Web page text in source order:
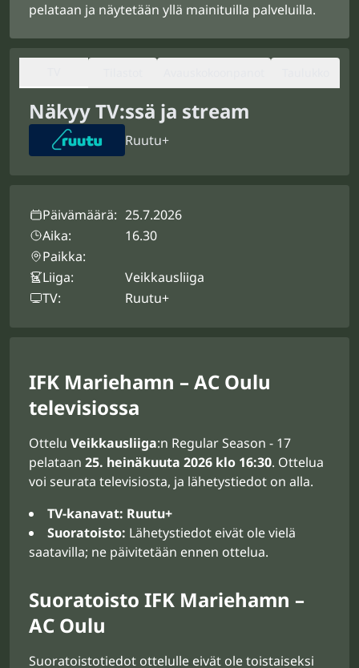
pelataan ja näytetään yllä mainituilla palveluilla.
Näkyy TV:ssä ja stream
Ruutu+
Päivämäärä: 25.7.2026
Aika:
16.30
Paikka:
Liiga:
Veikkausliiga
TV:
Ruutu+
IFK Mariehamn – AC Oulu
televisiossa
Ottelu Veikkausliiga:n Regular Season - 17
pelataan 25. heinäkuuta 2026 klo 16:30. Ottelua
voi seurata televisiosta, ja lähetystiedot on alla.
TV-kanavat: Ruutu+
Suoratoisto: Lähetystiedot eivät ole vielä
saatavilla; ne päivitetään ennen ottelua.
Suoratoisto IFK Mariehamn –
AC Oulu
Suoratoistotiedot ottelulle eivät ole toistaiseksi